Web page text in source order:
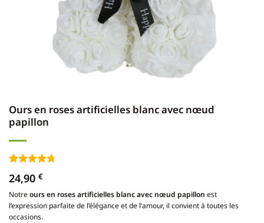
Ours en roses artificielles blanc avec nœud
papillon
Noté4.67
sur 5 basé
sur
3
notations
client
24,90 €
Notreours en roses artificielles blanc avec nœud papillon est
l’expression parfaite de l’élégance et de l’amour, il convient à toutes les
occasions.